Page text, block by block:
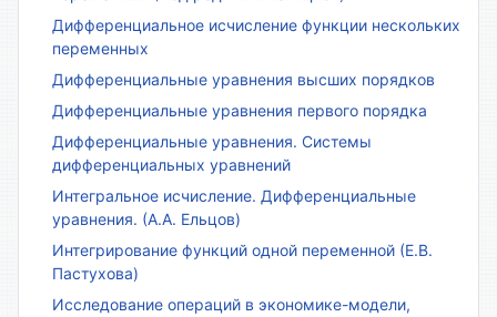
Дифференциальное исчисление функции нескольких
переменных
Дифференциальные уравнения высших порядков
Дифференциальные уравнения первого порядка
Дифференциальные уравнения. Системы
дифференциальных уравнений
Интегральное исчисление. Дифференциальные
уравнения. (А.А. Ельцов)
Интегрирование функций одной переменной (Е.В.
Пастухова)
Исследование операций в экономике-модели,